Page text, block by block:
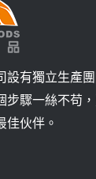
設有獨立生產
步驟一絲不苟，
佳伙伴。